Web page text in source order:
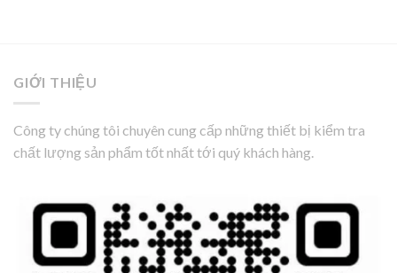
GIỚI THIỆU
Công ty chúng tôi chuyên cung cấp những thiết bị kiểm tra
chất lượng sản phẩm tốt nhất tới quý khách hàng.